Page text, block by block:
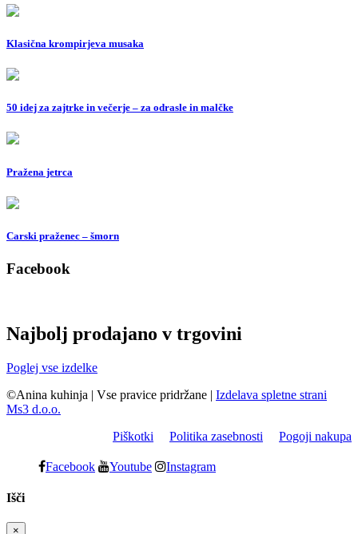
Klasična krompirjeva musaka
50 idej za zajtrke in večerje – za odrasle in malčke
Pražena jetrca
Carski praženec – šmorn
Facebook
Najbolj prodajano v trgovini
Poglej vse izdelke
©Anina kuhinja | Vse pravice pridržane | Izdelava spletne strani
Ms3 d.o.o.
Piškotki
Politika zasebnosti Pogoji nakupa
Facebook Youtube Instagram
Išči
×